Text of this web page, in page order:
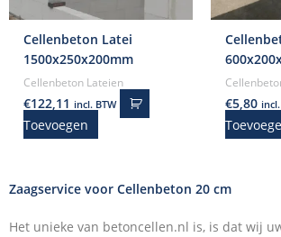
Cellenbeton Latei
1500x250x200mm
Cellenbeton Lateien
€122,11 incl. BTW
Toevoegen
€5,80
Zaagservice voor Cellenbeton 20 cm
Het unieke van betoncellen.nl is, is dat wij